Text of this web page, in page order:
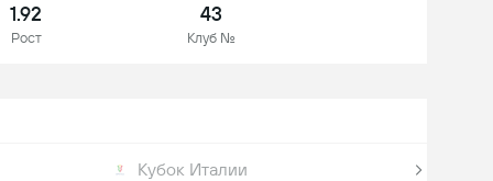
1.92
Рост
43
Клуб №
Кубок Италии